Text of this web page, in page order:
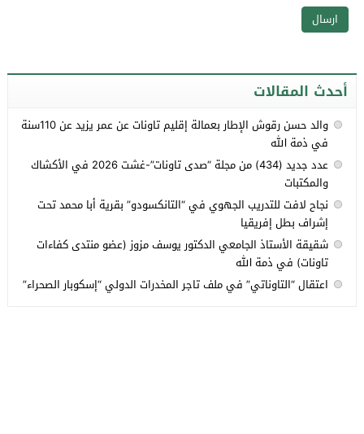
أحدث المقالات
والد حسن رقوش الإطار بعمالة إقليم تاونات عن عمر يزيد عن 110سنة
في ذمة الله
عدد جديد (434) من مجلة “صدى تاونات”-غشت 2026 في الأكشاك
والمكتبات
نجاح لافت للتدريب الجهوي في “التانكسودو” بقرية أبا محمد تحت
إشراف بطل إفريقيا
شقيقة الأستاذ الجامعي الدكتور يوسف مزوز (عضو منتدى كفاءات
تاونات) في ذمة الله
اعتقال “التاوناتي” في ملف تاجر المخدرات الدولي “إسكوبار الصحراء”